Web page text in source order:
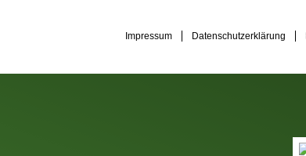
Impressum Datenschutzerklärung